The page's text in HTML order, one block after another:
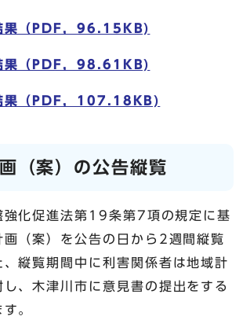
（PDF，96.15KB)
（PDF，98.61KB)
果（PDF，107.18KB)
（案）の公告縦覧
強化促進法第19条第7項の規定に基
画（案）を公告の日から2週間縦覧
、縦覧期間中に利害関係者は地域計
、木津川市に意見書の提出をする
。